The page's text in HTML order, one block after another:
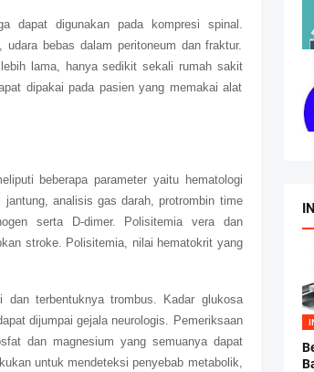
dapat digunakan pada kompresi spinal.
bebas dalam peritoneum dan fraktur.
lama, hanya sedikit sekali rumah sakit
dipakai pada pasien yang memakai alat
beberapa parameter yaitu hematologi
analisis gas darah, protrombin time
serta D-dimer. Polisitemia vera dan
stroke. Polisitemia, nilai hematokrit yang
dan terbentuknya trombus. Kadar glukosa
dijumpai gejala neurologis. Pemeriksaan
dan magnesium yang semuanya dapat
untuk mendeteksi penyebab metabolik,